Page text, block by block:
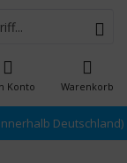
Deutschland)
Warenkorb
Konto